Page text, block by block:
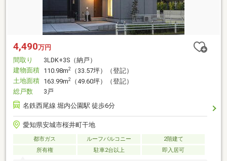
4,490万円
間取り
3LDK+3S（納戸）
建物面積 110.98m2
（33.57坪）（登記）
土地面積 163.99m2
（49.60坪）（登記）
総戸数
3戸
名鉄西尾線 堀内公園駅 徒歩6分
愛知県安城市桜井町干地
都市ガス ルーフバルコニー
2階建て
所有権
駐車2台以上 即入居可